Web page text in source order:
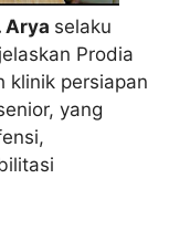
Arya selaku
Prodia
klinik persiapan
yang